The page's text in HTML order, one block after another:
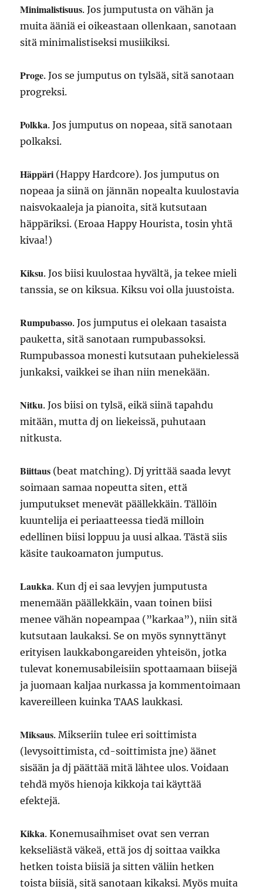
Minimalistisuus. Jos jumputusta on vähän ja
muita ääniä ei oikeastaan ollenkaan, sanotaan
sitä minimalistiseksi musiikiksi.
Proge. Jos se jumputus on tylsää, sitä sanotaan
progreksi.
Polkka. Jos jumputus on nopeaa, sitä sanotaan
polkaksi.
Häppäri (Happy Hardcore). Jos jumputus on
nopeaa ja siinä on jännän nopealta kuulostavia
naisvokaaleja ja pianoita, sitä kutsutaan
häppäriksi. (Eroaa Happy Hourista, tosin yhtä
kivaa!)
Kiksu. Jos biisi kuulostaa hyvältä, ja tekee mieli
tanssia, se on kiksua. Kiksu voi olla juustoista.
Rumpubasso. Jos jumputus ei olekaan tasaista
pauketta, sitä sanotaan rumpubassoksi.
Rumpubassoa monesti kutsutaan puhekielessä
junkaksi, vaikkei se ihan niin menekään.
Nitku. Jos biisi on tylsä, eikä siinä tapahdu
mitään, mutta dj on liekeissä, puhutaan
nitkusta.
Biittaus (beat matching). Dj yrittää saada levyt
soimaan samaa nopeutta siten, että
jumputukset menevät päällekkäin. Tällöin
kuuntelija ei periaatteessa tiedä milloin
edellinen biisi loppuu ja uusi alkaa. Tästä siis
käsite taukoamaton jumputus.
Laukka. Kun dj ei saa levyjen jumputusta
menemään päällekkäin, vaan toinen biisi
menee vähän nopeampaa (”karkaa”), niin sitä
kutsutaan laukaksi. Se on myös synnyttänyt
erityisen laukkabongareiden yhteisön, jotka
tulevat konemusabileisiin spottaamaan biisejä
ja juomaan kaljaa nurkassa ja kommentoimaan
kavereilleen kuinka TAAS laukkasi.
Miksaus. Mikseriin tulee eri soittimista
(levysoittimista, cd-soittimista jne) äänet
sisään ja dj päättää mitä lähtee ulos. Voidaan
tehdä myös hienoja kikkoja tai käyttää
efektejä.
Kikka. Konemusaihmiset ovat sen verran
kekseliästä väkeä, että jos dj soittaa vaikka
hetken toista biisiä ja sitten väliin hetken
toista biisiä, sitä sanotaan kikaksi. Myös muita